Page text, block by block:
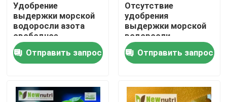
Дом
Продукты
О нас
Удобрение
выдержки морской
водоросли азота
свободное
органическое
расстворимое в
воде жидкостное
Отправить запрос
Отсутствие
удобрения
выдержки морской
водоросли
загрязнения 10%
зеленого
жидкостного
Отправить запрос